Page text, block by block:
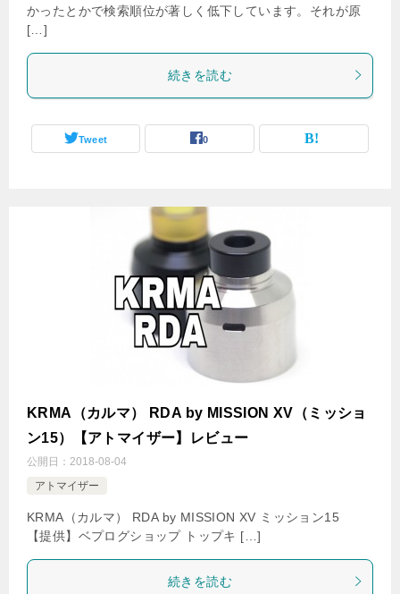
かったとかで検索順位が著しく低下しています。それが原
[…]
続きを読む
Tweet 0
KRMA（カルマ） RDA by MISSION XV（ミッショ
ン15）【アトマイザー】レビュー
公開日： 2018-08-04
アトマイザー
KRMA（カルマ） RDA by MISSION XV ミッション15
【提供】ベプログショップ トップキ […]
続きを読む